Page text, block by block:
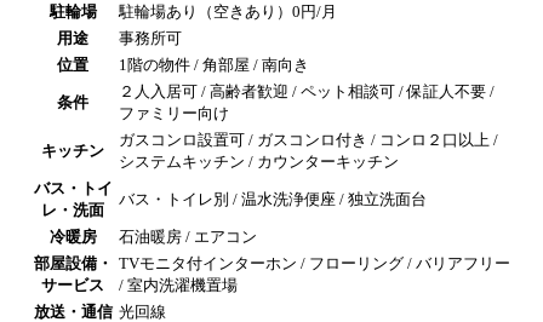
駐輪場
駐輪場あり（空きあり）0円/月
用途
事務所可
位置
1階の物件 / 角部屋 / 南向き
条件
２人入居可 / 高齢者歓迎 / ペット相談可 / 保証人不要 /
ファミリー向け
キッチン
ガスコンロ設置可 / ガスコンロ付き / コンロ２口以上 /
システムキッチン / カウンターキッチン
バス・トイ
レ・洗面
バス・トイレ別 / 温水洗浄便座 / 独立洗面台
冷暖房
石油暖房 / エアコン
部屋設備・
サービス
TVモニタ付インターホン / フローリング / バリアフリー
/ 室内洗濯機置場
放送・通信 光回線